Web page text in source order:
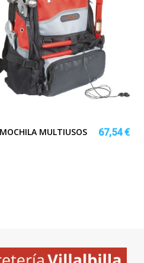
MULTIUSOS
67,54 €